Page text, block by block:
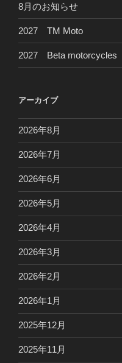
8月のお知らせ
2027 TM Moto
2027 Beta motorcycles
アーカイブ
2026年8月
2026年7月
2026年6月
2026年5月
2026年4月
2026年3月
2026年2月
2026年1月
2025年12月
2025年11月